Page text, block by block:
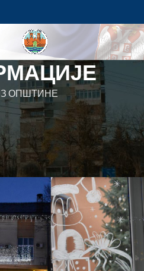
ОПШТИНЕ
ОПШТИНСКЕ
On 31. decembar 2020.